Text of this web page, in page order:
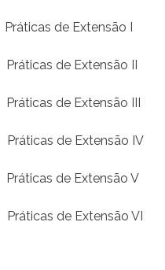
de Extensão I
de Extensão II
de Extensão III
de Extensão IV
de Extensão V
de Extensão VI